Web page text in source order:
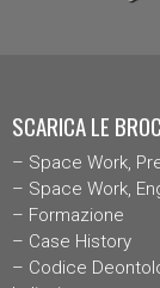
SCARICA LE
– Space Work,
– Space Work,
– Formazione
– Case History
– Codice